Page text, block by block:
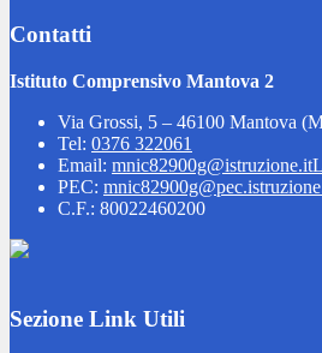
Contatti
Istituto Comprensivo Mantova 2
Via Grossi, 5 – 46100 Mantova
Tel: 0376 322061
Email: mnic82900g@istruzione.it
PEC:
C.F.: 80022460200
Sezione Link Utili